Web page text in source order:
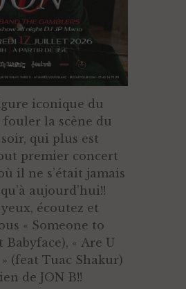
iconique du
fouler la scène du
soir, qui plus est
premier concert
il ne s’était jamais
aujourd’hui!!
écoutez et
« Someone to
Babyface), « Are U
(feat Tuac Shakur)
de JON B!!